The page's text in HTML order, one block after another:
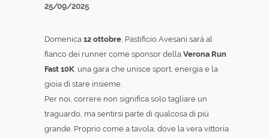
25/09/2025
Domenica 12 ottobre , Pastificio Avesani sarà al
fianco dei runner come sponsor della Verona Run
Fast 10K: una gara che unisce sport, energia e la
gioia di stare insieme.
Per noi, correre non significa solo tagliare un
traguardo, ma sentirsi parte di qualcosa di più
grande. Proprio come a tavola, dove la vera vittoria